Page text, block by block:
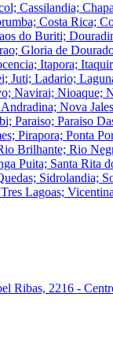
Cassilandia;
Costa Rica;
do Buriti;
Gloria de
Itapora;
Juti; Ladario;
Navirai; Nioaque;
Nova
Paraiso; Paraiso
Pirapora; Ponta
Brilhante; Rio
Puita; Santa Rita
Sidrolandia;
Lagoas; Vicentina
Ribas, 2216 -